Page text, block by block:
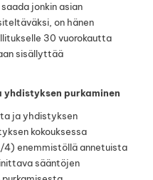
jonkin asian
on hänen
30 vuorokautta
sisällyttää
yhdistyksen purkaminen
ja yhdistyksen
kokouksessa
4) enemmistöllä annetuista
sääntöjen